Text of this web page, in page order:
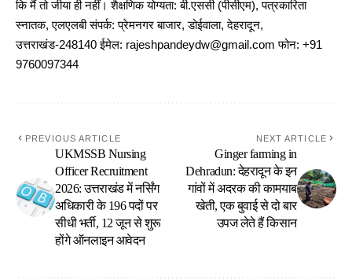
कि मैं तो जीया ही नहीं। शैक्षणिक योग्यता: बी.एससी (पीसीएम), पत्रकारिता
स्नातक, एलएलबी संपर्क: प्रेमनगर बाजार, डोईवाला, देहरादून,
उत्तराखंड-248140 ईमेल: rajeshpandeydw@gmail.com फोन: +91
9760097344
PREVIOUS ARTICLE
UKMSSB Nursing
Officer Recruitment
2026: उत्तराखंड में नर्सिंग
अधिकारी के 196 पदों पर
सीधी भर्ती, 12 जून से शुरू
होंगे ऑनलाइन आवेदन
NEXT ARTICLE
Ginger farming in
Dehradun: देहरादून के इन
गांवों में अदरक की कामयाब
खेती, एक बुवाई से दो बार
उपज लेते हैं किसान